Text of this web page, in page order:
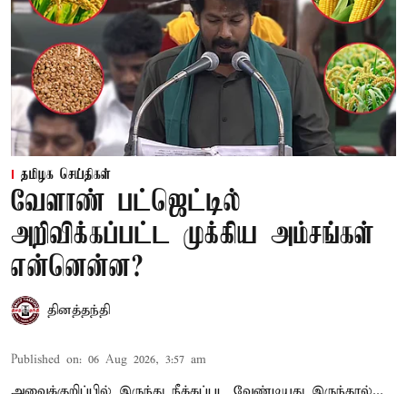
தமிழக செய்திகள்
வேளாண் பட்ஜெட்டில்
அறிவிக்கப்பட்ட முக்கிய அம்சங்கள்
என்னென்ன?
தினத்தந்தி
Published on: 06 Aug 2026, 3:57 am